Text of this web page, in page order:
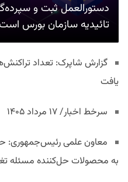
دستورالعمل ثبت و
تائیدیه سازمان بورس است
یافت
سرخط اخبار/ ۱۷ مرداد ۱۴۰۵
معاون علمی رئیس‌جمهوری:
به محصولات حل‌کننده مسئله